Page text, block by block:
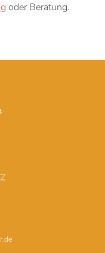
oder Beratung.